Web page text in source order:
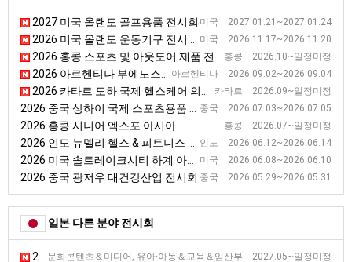
미국 2027.01.21~2027.01.24
2027 미국 올랜도 골프용품 전시회
미국 2026.11.17~2026.11.20
2026 미국 올랜도 운동기구 전시회 [AB SHOW]
홍콩 2026.10~일정미정
2026 홍콩 스포츠 및 아웃도어 제품 전시회 [Asian Sporting & Outdoor Products Show]
아르헨티나 2026.09.02~2026.09.04
2026 아르헨티나 부에노스아이레스 보안안전화재 전시회 [Intersec]
카타르 2026.09~일정미정
2026 카타르 도하 국제 헬스케어 의료 전시회 [Qatar Medicare]
중국 2026.07.03~2026.07.05
2026 중국 상하이 국제 스포츠용품 전시회 [China Sport Show]
홍콩 2026.07~일정미정
2026 홍콩 시니어 엑스포 아시아
인도 2026.06.12~2026.06.14
2026 인도 뉴델리 헬스 & 피트니스 전시회 [IHFF]
미국 2026.06.08~2026.06.10
2026 미국 솔트레이크시티 하계 아웃도어용품 전시회
중국 2026.05.29~2026.05.31
2026 중국 광저우 대건강산업 전시회
일본 다른 분야 전시회
문화콘텐츠＆미디어, 유아·아동＆교육＆임산부 2027.05~일정미정
2027 일본 도쿄 게임 마켓 전시회